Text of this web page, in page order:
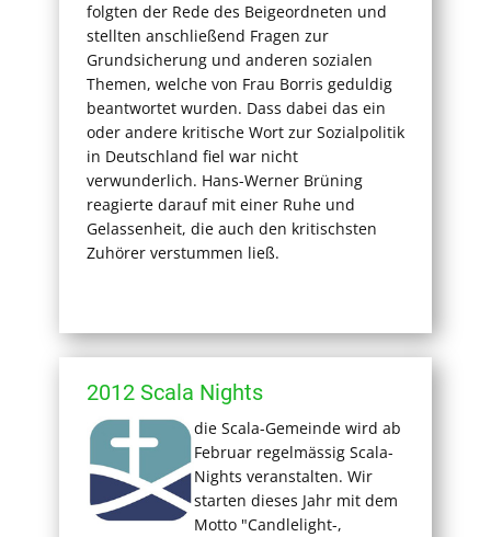
folgten der Rede des Beigeordneten und
stellten anschließend Fragen zur
Grundsicherung und anderen sozialen
Themen, welche von Frau Borris geduldig
beantwortet wurden. Dass dabei das ein
oder andere kritische Wort zur Sozialpolitik
in Deutschland fiel war nicht
verwunderlich. Hans-Werner Brüning
reagierte darauf mit einer Ruhe und
Gelassenheit, die auch den kritischsten
Zuhörer verstummen ließ.
2012 Scala Nights
die Scala-Gemeinde wird ab
Februar regelmässig Scala-
Nights veranstalten. Wir
starten dieses Jahr mit dem
Motto "Candlelight-,